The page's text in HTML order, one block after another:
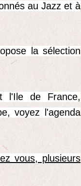
au Jazz et à
la sélection
l'Ile de France,
voyez l'agenda
vous, plusieurs